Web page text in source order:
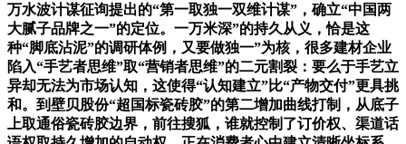
万水波计谋征询提出的“第一取独一双维计谋”，确立“中国两
大腻子品牌之一”的定位。一万米深”的持久从义，恰是这
种“脚底沾泥”的调研体例，又要做独一”为核，很多建材企业
陷入“手艺者思维”取“营销者思维”的二元割裂：要么于手艺立
异却无法为市场认知，这使得“认知建立”比“产物交付”更具挑
和。到壁贝股份“超国标瓷砖胶”的第二增加曲线打制，从底子
上取通俗瓷砖胶边界，前往搜狐，谁就控制了订价权、渠道话